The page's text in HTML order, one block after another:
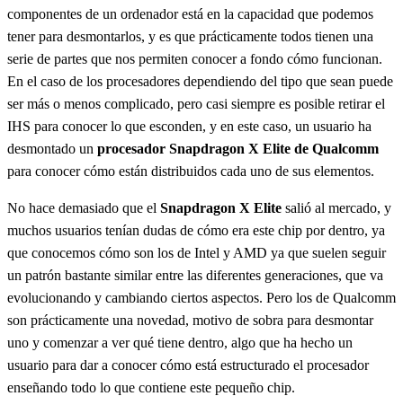
componentes de un ordenador está en la capacidad que podemos
tener para desmontarlos, y es que prácticamente todos tienen una
serie de partes que nos permiten conocer a fondo cómo funcionan.
En el caso de los procesadores dependiendo del tipo que sean puede
ser más o menos complicado, pero casi siempre es posible retirar el
IHS para conocer lo que esconden, y en este caso, un usuario ha
desmontado un procesador Snapdragon X Elite de Qualcomm
para conocer cómo están distribuidos cada uno de sus elementos.
No hace demasiado que el Snapdragon X Elite salió al mercado, y
muchos usuarios tenían dudas de cómo era este chip por dentro, ya
que conocemos cómo son los de Intel y AMD ya que suelen seguir
un patrón bastante similar entre las diferentes generaciones, que va
evolucionando y cambiando ciertos aspectos. Pero los de Qualcomm
son prácticamente una novedad, motivo de sobra para desmontar
uno y comenzar a ver qué tiene dentro, algo que ha hecho un
usuario para dar a conocer cómo está estructurado el procesador
enseñando todo lo que contiene este pequeño chip.